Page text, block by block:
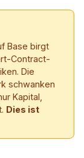
Base birgt
Contract-
Die
schwanken
Kapital,
Dies ist